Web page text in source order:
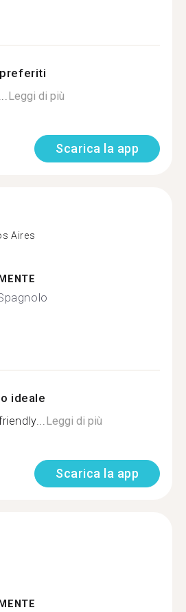
Leggi di più
Scarica la app
Aires
ideale
Leggi di più
Scarica la app